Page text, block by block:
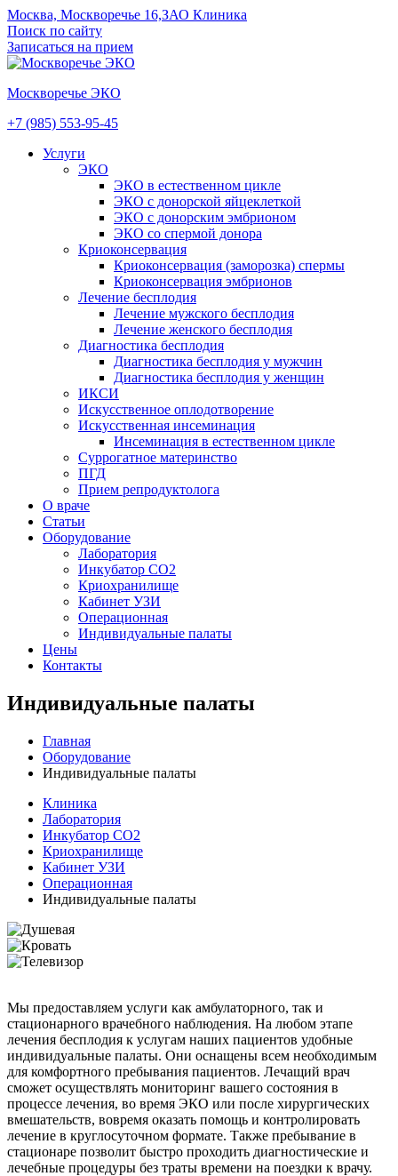
Москва, Москворечье 16,ЗАО Клиника
Поиск по сайту
Записаться на прием
Москворечье ЭКО
+7 (985) 553-95-45
Услуги
ЭКО
ЭКО в естественном цикле
ЭКО c донорской яйцеклеткой
ЭКО с донорским эмбрионом
ЭКО со спермой донора
Криоконсервация
Криоконсервация (заморозка) спермы
Криоконсервация эмбрионов
Лечение бесплодия
Лечение мужского бесплодия
Лечение женского бесплодия
Диагностика бесплодия
Диагностика бесплодия у мужчин
Диагностика бесплодия у женщин
ИКСИ
Искусственное оплодотворение
Искусственная инсеминация
Инсеминация в естественном цикле
Суррогатное материнство
ПГД
Прием репродуктолога
О враче
Статьи
Оборудование
Лаборатория
Инкубатор СО2
Криохранилище
Кабинет УЗИ
Операционная
Индивидуальные палаты
Цены
Контакты
Индивидуальные палаты
Главная
Оборудование
Индивидуальные палаты
Клиника
Лаборатория
Инкубатор СО2
Криохранилище
Кабинет УЗИ
Операционная
Индивидуальные палаты
Мы предоставляем услуги как амбулаторного, так и
стационарного врачебного наблюдения. На любом этапе
лечения бесплодия к услугам наших пациентов удобные
индивидуальные палаты. Они оснащены всем необходимым
для комфортного пребывания пациентов. Лечащий врач
сможет осуществлять мониторинг вашего состояния в
процессе лечения, во время ЭКО или после хирургических
вмешательств, вовремя оказать помощь и контролировать
лечение в круглосуточном формате. Также пребывание в
стационаре позволит быстро проходить диагностические и
лечебные процедуры без траты времени на поездки к врачу.